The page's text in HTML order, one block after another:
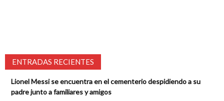
ENTRADAS RECIENTES
Lionel Messi se encuentra en el cementerio despidiendo a su
padre junto a familiares y amigos